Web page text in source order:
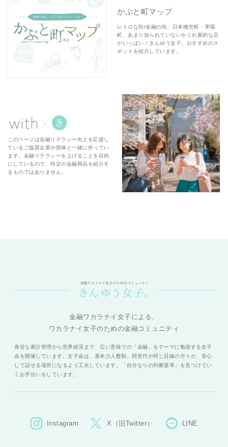
かぶと町マップ
レトロな街/金融の街、日本橋兜町・茅場
町。あまり知られていないかくれ家的な店
がいっぱい！きんゆう女子。おすすめのス
ポットを紹介しています。
このページは金融リテラシー向上を応援し
ているご協賛企業や団体と一緒に作ってい
ます。金融リテラシーを上げることを目的
にしているので、特定の金融商品を紹介す
るものではありません。
金融ワカラナイ女子による、
ワカラナイ女子のための金融コミュニティ
身近な家計管理から世界経済まで、広い意味での「金融」をテーマに勉強する女子
会を開催しています。女子会は、基本少人数制。同世代や同じ目線の方々が、安心
して話せる場所になるよう工夫しています。「自分なりの判断基準」を見つけてい
くお手伝いをしています。
Instagram X（旧Twitter） LINE